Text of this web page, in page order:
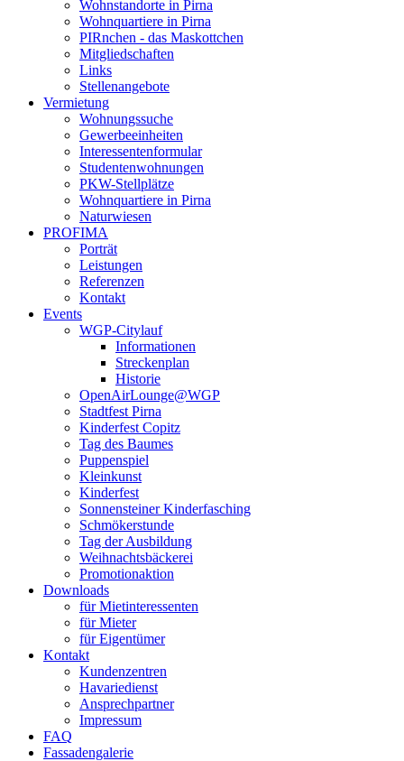
Wohnstandorte in Pirna
Wohnquartiere in Pirna
PIRnchen - das Maskottchen
Mitgliedschaften
Links
Stellenangebote
Vermietung
Wohnungssuche
Gewerbeeinheiten
Interessentenformular
Studentenwohnungen
PKW-Stellplätze
Wohnquartiere in Pirna
Naturwiesen
PROFIMA
Porträt
Leistungen
Referenzen
Kontakt
Events
WGP-Citylauf
Informationen
Streckenplan
Historie
OpenAirLounge@WGP
Stadtfest Pirna
Kinderfest Copitz
Tag des Baumes
Puppenspiel
Kleinkunst
Kinderfest
Sonnensteiner Kinderfasching
Schmökerstunde
Tag der Ausbildung
Weihnachtsbäckerei
Promotionaktion
Downloads
für Mietinteressenten
für Mieter
für Eigentümer
Kontakt
Kundenzentren
Havariedienst
Ansprechpartner
Impressum
FAQ
Fassadengalerie